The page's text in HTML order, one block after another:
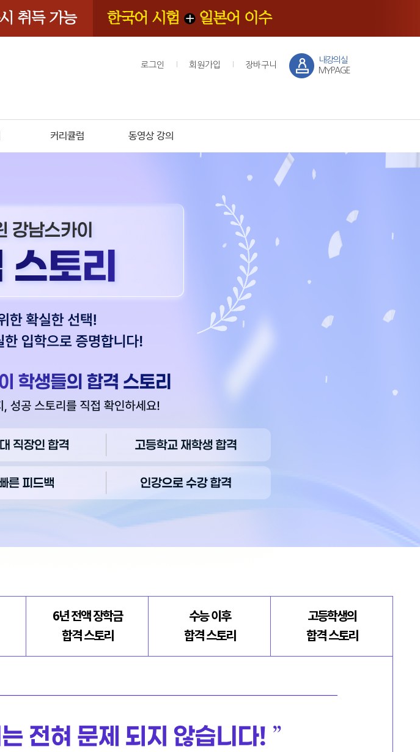
로그인 회원가입 장바구니
내강의실
MYPAGE
커리큘럼 동영상 강의
6년 전액 장학금
합격 스토리
수능 이후
합격 스토리
고등학생의
합격 스토리